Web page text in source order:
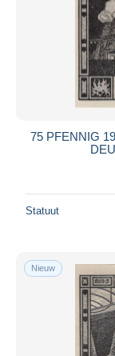
75 PFENNIG
Statuut
Nieuw